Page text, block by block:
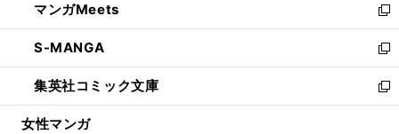
く
で
開
く
ド
ウ
で
開
く
ィ
ン
ド
ウ
で
開
い
ウ
ィ
ン
ド
ウ
マンガMeets
新
し
い
ウ
ィ
ン
S-MANGA
新
し
い
ウ
集英社コミック文庫
新
し
女性マンガ